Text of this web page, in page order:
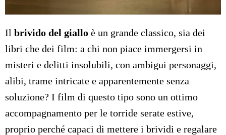
Il brivido del giallo è un grande classico, sia dei
libri che dei film: a chi non piace immergersi in
misteri e delitti insolubili, con ambigui personaggi,
alibi, trame intricate e apparentemente senza
soluzione? I film di questo tipo sono un ottimo
accompagnamento per le torride serate estive,
proprio perché capaci di mettere i brividi e regalare